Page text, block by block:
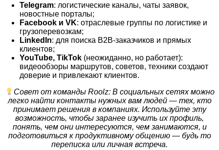
Telegram: логистические каналы, чаты заявок,
новостные порталы;
Facebook и VK: отраслевые группы по логистике и
грузоперевозкам;
LinkedIn: для поиска B2B-заказчиков и прямых
клиентов;
YouTube, TikTok (неожиданно, но работает):
видеообзоры маршрутов, советов, техники создают
доверие и привлекают клиентов.
Совет от команды Roolz: В социальных сетях можно
легко найти контакты нужных вам людей — тех, кто
принимает решения в компаниях. Используйте эту
возможность, чтобы заранее изучить их профиль,
понять, чем они интересуются, чем занимаются, и
подготовиться к продуктивному общению — будь то
переписка или личная встреча.